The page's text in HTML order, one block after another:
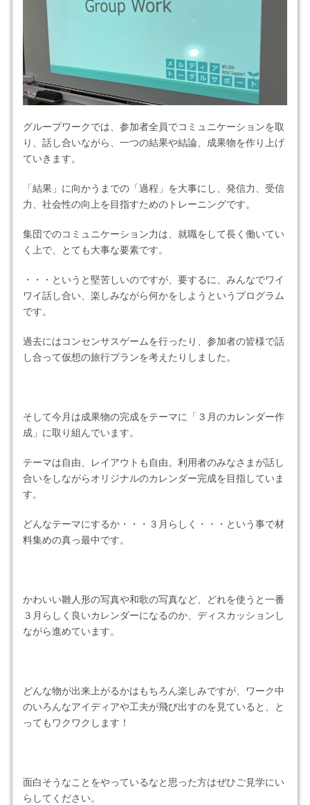
グループワークでは、参加者全員でコミュニケーションを取
り、話し合いながら、一つの結果や結論、成果物を作り上げ
ていきます。
「結果」に向かうまでの「過程」を大事にし、発信力、受信
力、社会性の向上を目指すためのトレーニングです。
集団でのコミュニケーション力は、就職をして長く働いてい
く上で、とても大事な要素です。
・・・というと堅苦しいのですが、要するに、みんなでワイ
ワイ話し合い、楽しみながら何かをしようというプログラム
です。
過去にはコンセンサスゲームを行ったり、参加者の皆様で話
し合って仮想の旅行プランを考えたりしました。
そして今月は成果物の完成をテーマに「３月のカレンダー作
成」に取り組んでいます。
テーマは自由、レイアウトも自由。利用者のみなさまが話し
合いをしながらオリジナルのカレンダー完成を目指していま
す。
どんなテーマにするか・・・３月らしく・・・という事で材
料集めの真っ最中です。
かわいい雛人形の写真や和歌の写真など、どれを使うと一番
３月らしく良いカレンダーになるのか、ディスカッションし
ながら進めています。
どんな物が出来上がるかはもちろん楽しみですが、ワーク中
のいろんなアイディアや工夫が飛び出すのを見ていると、と
ってもワクワクします！
面白そうなことをやっているなと思った方はぜひご見学にい
らしてください。